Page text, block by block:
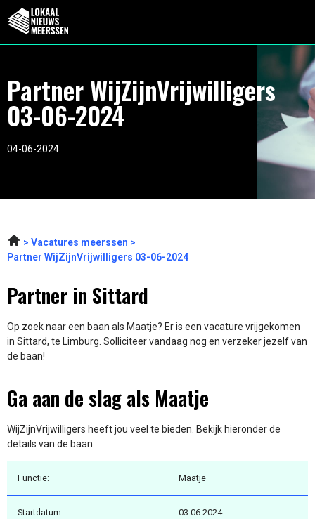
Partner WijZijnVrijwilligers
03-06-2024
04-06-2024
Vacatures meerssen
Partner WijZijnVrijwilligers 03-06-2024
Partner in Sittard
Op zoek naar een baan als Maatje? Er is een vacature vrijgekomen
in Sittard, te Limburg. Solliciteer vandaag nog en verzeker jezelf van
de baan!
Ga aan de slag als Maatje
WijZijnVrijwilligers heeft jou veel te bieden. Bekijk hieronder de
details van de baan
Functie: Maatje
Startdatum: 03-06-2024